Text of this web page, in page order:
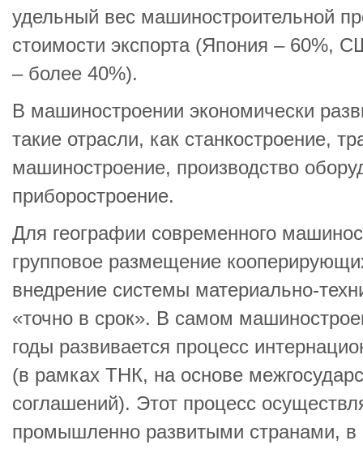
удельный вес машиностроительной
стоимости экспорта (Япония – 60%,
– более 40%).
В машиностроении экономически
такие отрасли, как станкостроение,
машиностроение, производство
приборостроение.
Для географии современного
групповое размещение
внедрение системы материально-
«точно в срок». В самом
годы развивается процесс
(в рамках ТНК, на основе
соглашений). Этот процесс
промышленно развитыми странами, в